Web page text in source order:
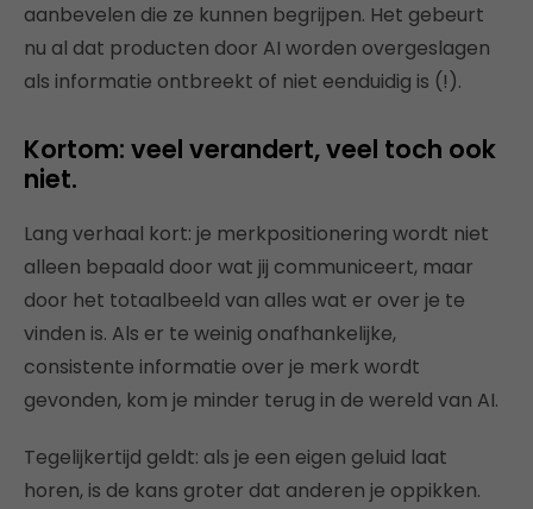
aanbevelen die ze kunnen begrijpen. Het gebeurt
nu al dat producten door AI worden overgeslagen
als informatie ontbreekt of niet eenduidig is (!).
Kortom: veel verandert, veel toch ook
niet.
Lang verhaal kort: je merkpositionering wordt niet
alleen bepaald door wat jij communiceert, maar
door het totaalbeeld van alles wat er over je te
vinden is. Als er te weinig onafhankelijke,
consistente informatie over je merk wordt
gevonden, kom je minder terug in de wereld van AI.
Tegelijkertijd geldt: als je een eigen geluid laat
horen, is de kans groter dat anderen je oppikken.